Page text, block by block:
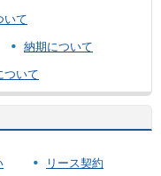
いて
納期について
ついて
リース契約